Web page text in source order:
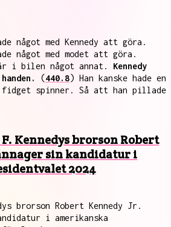
något med Kennedy att göra.
något med modet att göra.
i bilen något annat. Kennedy
(440.8) Han kanske hade en
fidget spinner. Så att han pillade
F. Kennedys brorson Robert
sin kandidatur i
2024
brorson Robert Kennedy Jr.
i amerikanska